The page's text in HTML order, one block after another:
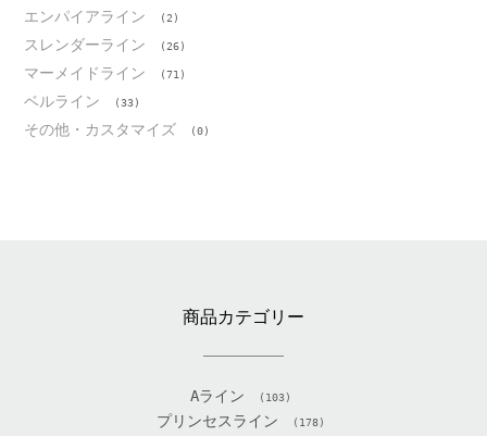
エンパイアライン (2)
スレンダーライン (26)
マーメイドライン (71)
ベルライン (33)
その他・カスタマイズ (0)
商品カテゴリー
Aライン (103)
プリンセスライン (178)